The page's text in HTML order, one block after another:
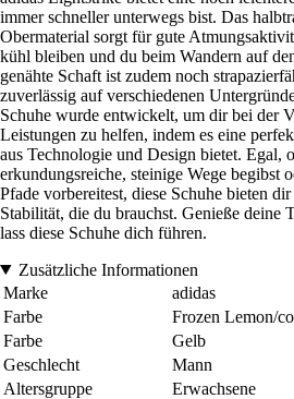
immer schneller unterwegs bist. Das
Obermaterial sorgt für gute
kühl bleiben und du beim Wandern auf
genähte Schaft ist zudem noch
zuverlässig auf verschiedenen
Schuhe wurde entwickelt, um dir bei der
Leistungen zu helfen, indem es eine
aus Technologie und Design bietet. Egal,
erkundungsreiche, steinige Wege begibst
Pfade vorbereitest, diese Schuhe bieten
Stabilität, die du brauchst. Genieße deine
lass diese Schuhe dich führen.
Zusätzliche Informationen
Marke
adidas
Farbe
Frozen Lemon/
Farbe
Gelb
Geschlecht
Mann
Altersgruppe
Erwachsene